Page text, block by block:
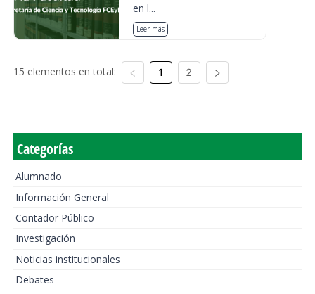
en l...
Leer más
15 elementos en total: 1 2
Categorías
Alumnado
Información General
Contador Público
Investigación
Noticias institucionales
Debates